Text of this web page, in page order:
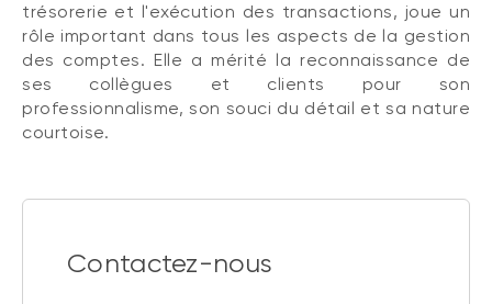
trésorerie et l'exécution des transactions, joue un
rôle important dans tous les aspects de la gestion
des comptes. Elle a mérité la reconnaissance de
ses collègues et clients pour son
professionnalisme, son souci du détail et sa nature
courtoise.
Contactez-nous